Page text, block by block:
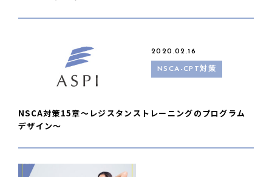
2020.02.16
NSCA-CPT対策
NSCA対策15章〜レジスタンストレーニングのプログラム
デザイン〜